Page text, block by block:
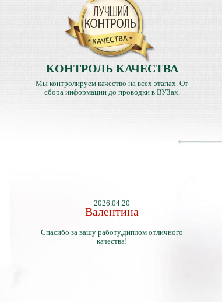
КОНТРОЛЬ КАЧЕСТВА
Мы контролируем качество на всех этапах. От
сбора информации до проводки в ВУЗах.
2026.04.20
Валентина
Спасибо за вашу работу,диплом отличного
качества!